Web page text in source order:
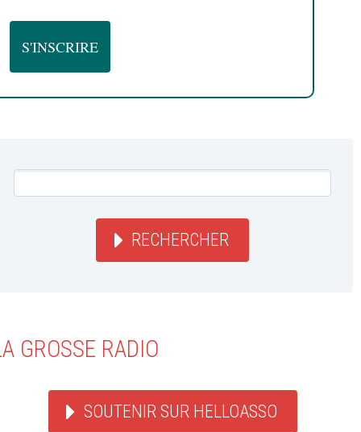
RECHERCHER
GROSSE RADIO
SOUTENIR SUR HELLOASSO